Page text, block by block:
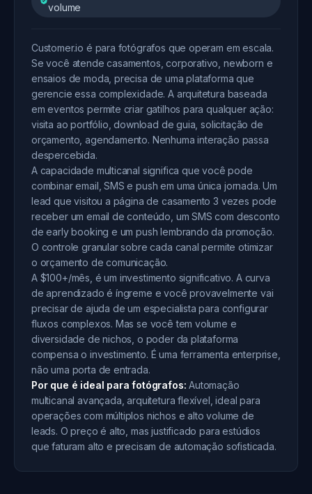
volume
Customer.io é para fotógrafos que operam em escala.
Se você atende casamentos, corporativo, newborn e
ensaios de moda, precisa de uma plataforma que
gerencie essa complexidade. A arquitetura baseada
em eventos permite criar gatilhos para qualquer ação:
visita ao portfólio, download de guia, solicitação de
orçamento, agendamento. Nenhuma interação passa
despercebida.
A capacidade multicanal significa que você pode
combinar email, SMS e push em uma única jornada. Um
lead que visitou a página de casamento 3 vezes pode
receber um email de conteúdo, um SMS com desconto
de early booking e um push lembrando da promoção.
O controle granular sobre cada canal permite otimizar
o orçamento de comunicação.
A $100+/mês, é um investimento significativo. A curva
de aprendizado é íngreme e você provavelmente vai
precisar de ajuda de um especialista para configurar
fluxos complexos. Mas se você tem volume e
diversidade de nichos, o poder da plataforma
compensa o investimento. É uma ferramenta enterprise,
não uma porta de entrada.
Por que é ideal para fotógrafos: Automação
multicanal avançada, arquitetura flexível, ideal para
operações com múltiplos nichos e alto volume de
leads. O preço é alto, mas justificado para estúdios
que faturam alto e precisam de automação sofisticada.